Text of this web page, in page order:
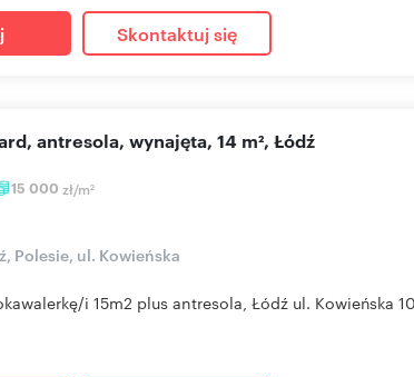
Skontaktuj się
15 000 zł/m2
antresola, wynajęta, 14 m², Łódź
Polesie, ul. Kowieńska
i 15m2 plus antresola, Łódź ul. Kowieńska